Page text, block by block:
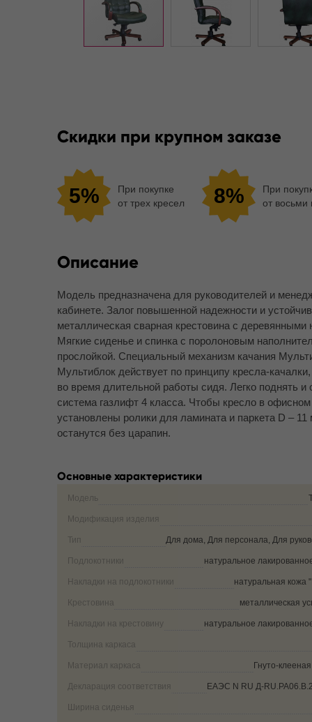
Скидки при крупном заказе
5%
При покупке
от трех кресел
8%
При
от восьми
Описание
Модель предназначена для руководителей и
кабинете. Залог повышенной надежности и
металлическая сварная крестовина с деревянными
Мягкие сиденье и спинка с поролоновым
прослойкой. Специальный механизм качания
Мультиблок действует по принципу кресла-
во время длительной работы сидя. Легко поднять
система газлифт 4 класса. Чтобы кресло в
установлены ролики для ламината и паркета D –
останутся без царапин.
Основные характеристики
Модель
Модификация изделия
Тип Для дома, Для персонала, Для
Подлокотники натуральное
Накладки на подлокотники натуральная кожа
Крестовина металлическая
Накладки на крестовину натуральное
Толщина каркаса
Материал каркаса Гнуто-
Декларация соответствия ЕАЭС N RU Д-
Ширина сиденья